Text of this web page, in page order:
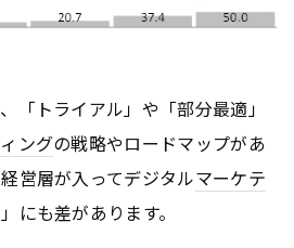
「トライアル」や「部分最適」
ングの戦略やロードマップがあ
営層が入ってデジタルマーケテ
にも差があります。